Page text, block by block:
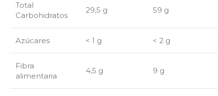
Total
Carbohidratos
29,5 g 59 g
Azúcares < 1 g < 2 g
Fibra
alimentaria
4,5 g 9 g